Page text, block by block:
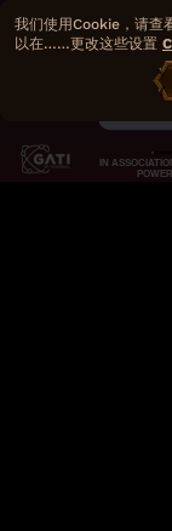
我们使用Cookie，请查
以在……更改这些设置